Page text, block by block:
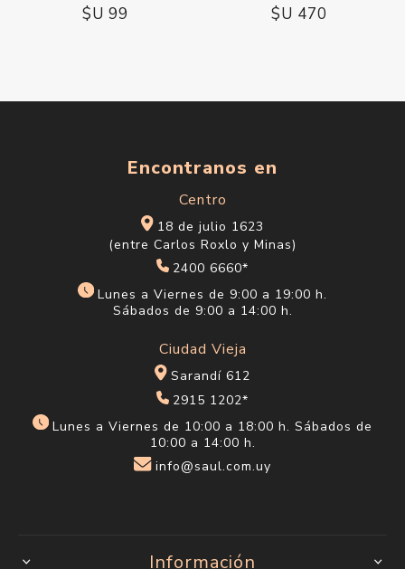
$U 99 $U 470
Encontranos en
Centro
18 de julio 1623
(entre Carlos Roxlo y Minas)
2400 6660*
Lunes a Viernes de 9:00 a 19:00 h.
Sábados de 9:00 a 14:00 h.
Ciudad Vieja
Sarandí 612
2915 1202*
Lunes a Viernes de 10:00 a 18:00 h. Sábados de
10:00 a 14:00 h.
info@saul.com.uy
Información